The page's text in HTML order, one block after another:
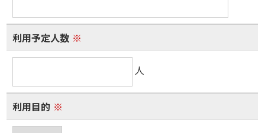
利用予定人数 ※
人
利用目的 ※